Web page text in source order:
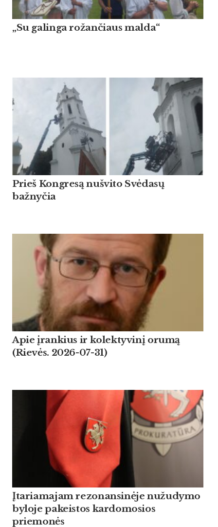
„Su galinga rožančiaus malda“
Prieš Kongresą nušvito Svėdasų
bažnyčia
Apie įrankius ir kolektyvinį orumą
(Rievės. 2026-07-31)
Įtariamajam rezonansinėje nužudymo
byloje pakeistos kardomosios
priemonės